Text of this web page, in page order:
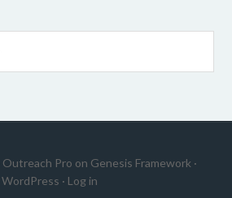
Outreach Pro on Genesis Framework ·
WordPress · Log in